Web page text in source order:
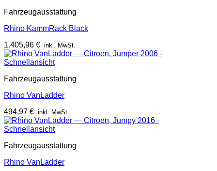
Fahrzeugausstattung
Rhino KammRack Black
1.405,96 € inkl. MwSt.
Schnellansicht
Fahrzeugausstattung
Rhino VanLadder
494,97 € inkl. MwSt.
Schnellansicht
Fahrzeugausstattung
Rhino VanLadder